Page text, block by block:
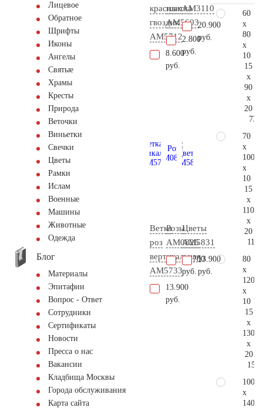
Лицевое
Обратное
Шрифты
Иконы
Ангелы
Святые
Храмы
Кресты
Природа
Веточки
Виньетки
Свечки
Цветы
Рамки
Ислам
Военные
Машины
Животные
Одежда
Блог
Материалы
Эпитафии
Вопрос - Ответ
Сотрудники
Сертификаты
Новости
Пресса о нас
Вакансии
Кладбища Москвы
Города обслуживания
Карта сайта
красных
гвоздик
AM5712
8.600
руб.
плитка
AM5603
2.800
руб.
AM3110
20.900
руб.
Ветка
роз
вертикальная
AM5733
13.900
руб.
Розы
AM0826
29.700
руб.
Цветы
AM5831
13.900
руб.
60
x
80
x
10
15
x
90
x
20
70
x
100
x
10
15
x
110
x
20
80
x
120
x
10
15
x
130
x
20
100
x
140